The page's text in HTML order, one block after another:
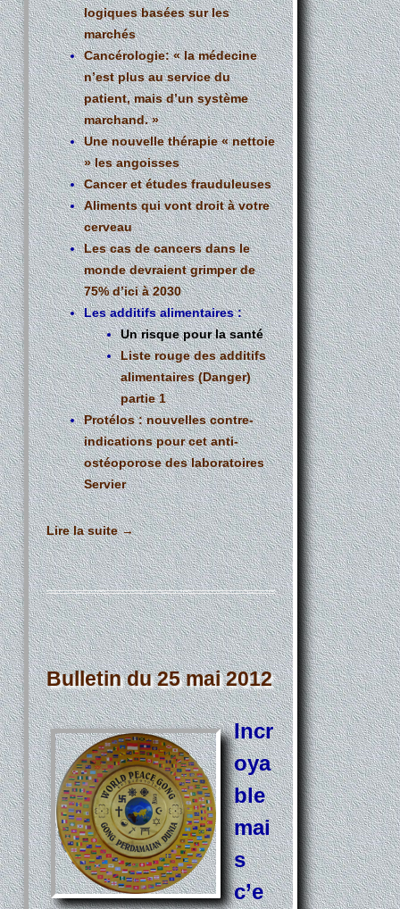
logiques basées sur les
marchés
Cancérologie: « la médecine
n’est plus au service du
patient, mais d’un système
marchand. »
Une nouvelle thérapie « nettoie
» les angoisses
Cancer et études frauduleuses
Aliments qui vont droit à votre
cerveau
Les cas de cancers dans le
monde devraient grimper de
75% d’ici à 2030
Les additifs alimentaires :
Un risque pour la santé
Liste rouge des additifs
alimentaires (Danger)
partie 1
Protélos : nouvelles contre-
indications pour cet anti-
ostéoporose des laboratoires
Servier
Lire la suite→
Bulletin du 25 mai 2012
Incr
oya
ble
mai
s
c’e